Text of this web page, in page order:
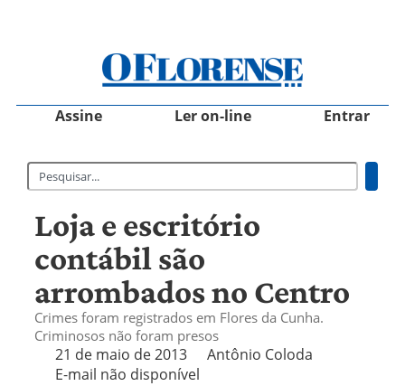
Assine Ler on-line Entrar
Loja e escritório
contábil são
arrombados no Centro
Crimes foram registrados em Flores da Cunha.
Criminosos não foram presos
21 de maio de 2013
Antônio Coloda
E-mail não disponível